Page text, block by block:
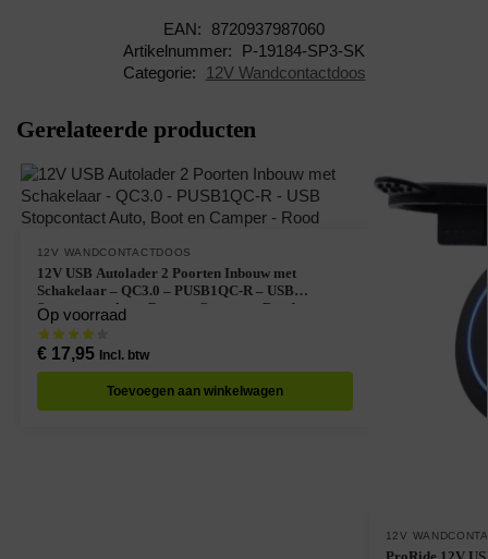
EAN:
8720937987060
Artikelnummer:
P-19184-SP3-SK
Categorie:
12V Wandcontactdoos
Gerelateerde producten
12V WANDCONTACTDOOS
12V USB Autolader 2 Poorten Inbouw met
Schakelaar – QC3.0 – PUSB1QC-R – USB
Stopcontact Auto, Boot en Camper – Rood
Op voorraad
€17,95 Incl. btw
Toevoegen aan winkelwagen
12V